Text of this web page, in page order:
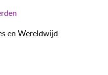
en Wereldwijd